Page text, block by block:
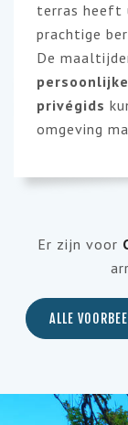
terras heeft
prachtige
De
privégids
omgeving
Er zijn voor
ALLE